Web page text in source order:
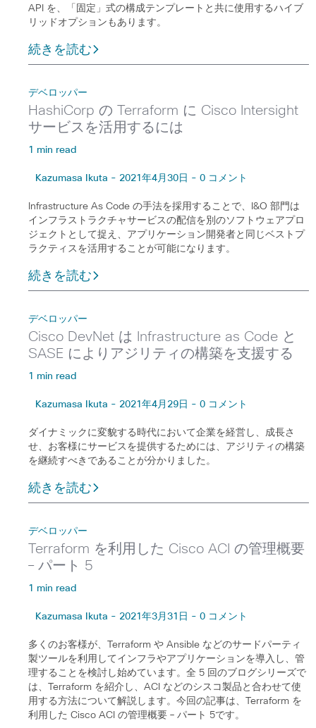
API を、「固定」式の構成テンプレートと共に使用するハイブ
リッドオプションもあります。
続きを読む
デベロッパー
HashiCorp の Terraform に Cisco Intersight
サービスを活用するには
1 min read
Kazumasa Ikuta - 2021年4月30日 - 0 コメント
Infrastructure As Code の手法を採用することで、I&O 部門は
インフラストラクチャサービスの配信を別のソフトウェアプロ
ジェクトとして捉え、アプリケーション開発者と同じベストプ
ラクティスを活用することが可能になります。
続きを読む
デベロッパー
Cisco DevNet は Infrastructure as Code と
SASE によりアジリティの構築を支援する
1 min read
Kazumasa Ikuta - 2021年4月29日 - 0 コメント
ダイナミックに変貌する時代において企業を経営し、成長さ
せ、お客様にサービスを提供するためには、アジリティの構築
を継続すべきであることが分かりました。
続きを読む
デベロッパー
Terraform を利用した Cisco ACI の管理概要
– パート 5
1 min read
Kazumasa Ikuta - 2021年3月31日 - 0 コメント
多くのお客様が、Terraform や Ansible などのサードパーティ
製ツールを利用してインフラやアプリケーションを導入し、管
理することを検討し始めています。全 5 回のブログシリーズで
は、Terraform を紹介し、ACI などのシスコ製品と合わせて使
用する方法について解説します。今回の記事は、Terraform を
利用した Cisco ACI の管理概要 – パート 5です。